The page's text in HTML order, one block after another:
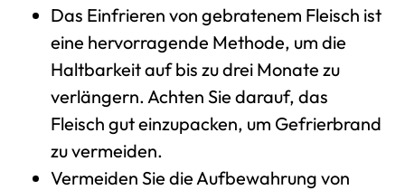
Das Einfrieren von gebratenem Fleisch ist
eine hervorragende Methode, um die
Haltbarkeit auf bis zu drei Monate zu
verlängern. Achten Sie darauf, das
Fleisch gut einzupacken, um Gefrierbrand
zu vermeiden.
Vermeiden Sie die Aufbewahrung von